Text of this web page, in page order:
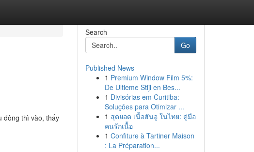
đông thì vào, thấy
Search
Go
Published News
1 Premium Window Film 5%:
De Ultieme Stijl en Bes...
1 Divisórias em Curitiba:
Soluções para Otimizar ...
1 สุดยอด เนื้อฮันอู ในไทย: คู่มือ
คนรักเนื้อ
1 Confiture à Tartiner Maison
: La Préparation...